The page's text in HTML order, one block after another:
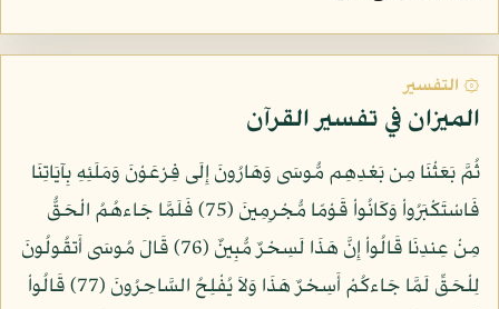
۞ التفسير
الميزان في تفسير القرآن
ثُمَّ بَعَثْنَا مِن بَعْدِهِم مُّوسَى وَهَارُونَ إِلَى فِرْعَوْنَ وَمَلَئِهِ بِآيَاتِنَا
فَاسْتَكْبَرُواْ وَكَانُواْ قَوْمًا مُّجْرِمِينَ (75) فَلَمَّا جَاءهُمُ الْحَقُّ
مِنْ عِندِنَا قَالُواْ إِنَّ هَذَا لَسِحْرٌ مُّبِينٌ (76) قَالَ مُوسَى أَتقُولُونَ
لِلْحَقِّ لَمَّا جَاءكُمْ أَسِحْرٌ هَذَا وَلاَ يُفْلِحُ السَّاحِرُونَ (77) قَالُواْ